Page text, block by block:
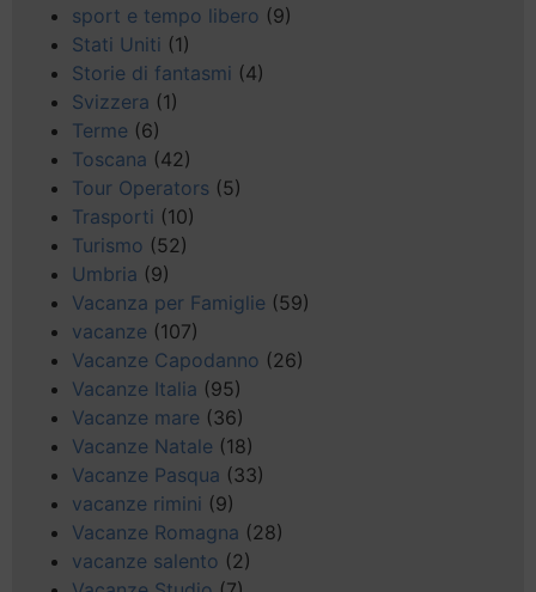
sport e tempo libero (9)
Stati Uniti (1)
Storie di fantasmi (4)
Svizzera (1)
Terme (6)
Toscana (42)
Tour Operators (5)
Trasporti (10)
Turismo (52)
Umbria (9)
Vacanza per Famiglie (59)
vacanze (107)
Vacanze Capodanno (26)
Vacanze Italia (95)
Vacanze mare (36)
Vacanze Natale (18)
Vacanze Pasqua (33)
vacanze rimini (9)
Vacanze Romagna (28)
vacanze salento (2)